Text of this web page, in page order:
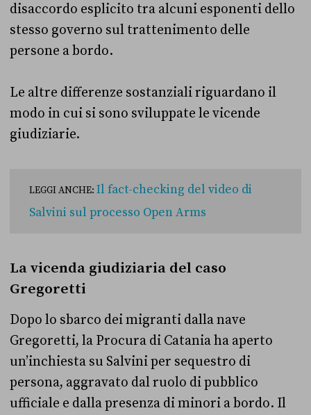
disaccordo esplicito tra alcuni esponenti dello
stesso governo sul trattenimento delle
persone a bordo.
Le altre differenze sostanziali riguardano il
modo in cui si sono sviluppate le vicende
giudiziarie.
LEGGI ANCHE: Il fact-checking del video di
Salvini sul processo Open Arms
La vicenda giudiziaria del caso
Gregoretti
Dopo lo sbarco dei migranti dalla nave
Gregoretti, la Procura di Catania ha aperto
un’inchiesta su Salvini per sequestro di
persona, aggravato dal ruolo di pubblico
ufficiale e dalla presenza di minori a bordo. Il